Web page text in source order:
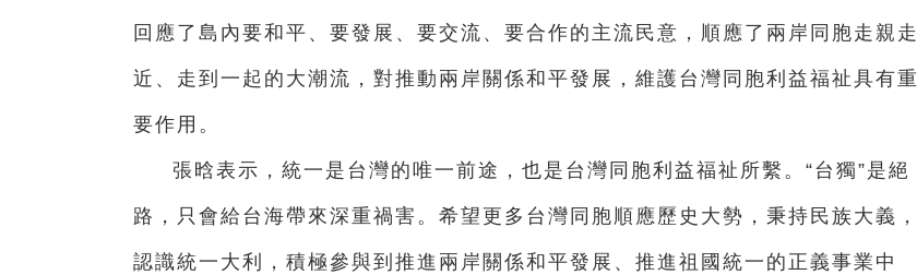
回應了島內要和平、要發展、要交流、要合作的主流民意，順應了兩岸同胞走親走
近、走到一起的大潮流，對推動兩岸關係和平發展，維護台灣同胞利益福祉具有重
要作用。
張晗表示，統一是台灣的唯一前途，也是台灣同胞利益福祉所繫。“台獨”是絕
路，只會給台海帶來深重禍害。希望更多台灣同胞順應歷史大勢，秉持民族大義，
認識統一大利，積極參與到推進兩岸關係和平發展、推進祖國統一的正義事業中